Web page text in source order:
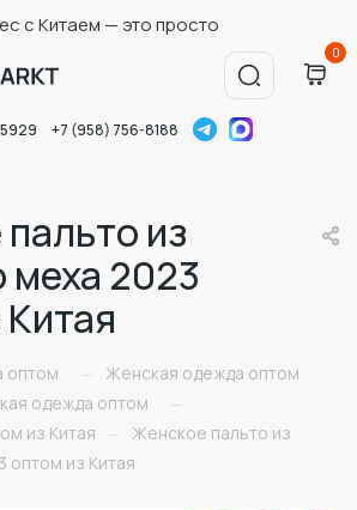
с Китаем — это просто
0
+7 (958) 756-8188
из
меха 2023
оптом —
Женская одежда оптом
одежда оптом
—
из Китая —
Женское пальто из
оптом из Китая